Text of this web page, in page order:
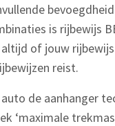
is rijbewijs
of jouw
reist.
de aanhanger
‘maximale